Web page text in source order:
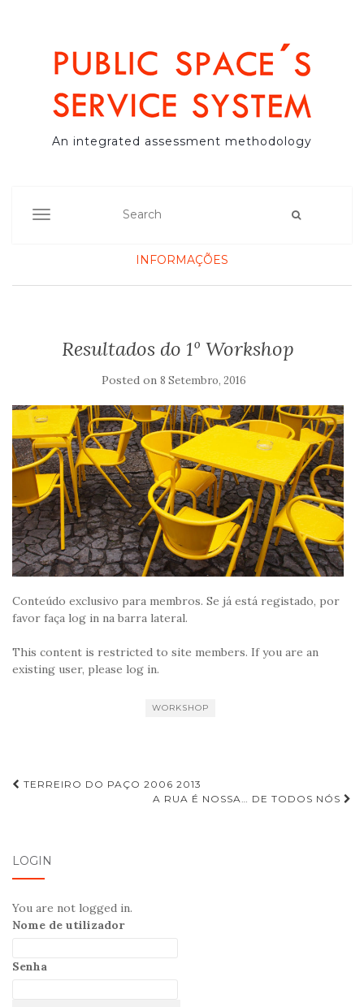
An integrated assessment methodology
TOGGLE NAVIGATION
INFORMAÇÕES
Resultados do 1º Workshop
Posted on 8 Setembro, 2016
Conteúdo exclusivo para membros. Se já está registado, por
favor faça log in na barra lateral.
This content is restricted to site members. If you are an
existing user, please log in.
WORKSHOP
TERREIRO DO PAÇO 2006 2013
A RUA É NOSSA… DE TODOS NÓS
LOGIN
You are not logged in.
Nome de utilizador
Senha